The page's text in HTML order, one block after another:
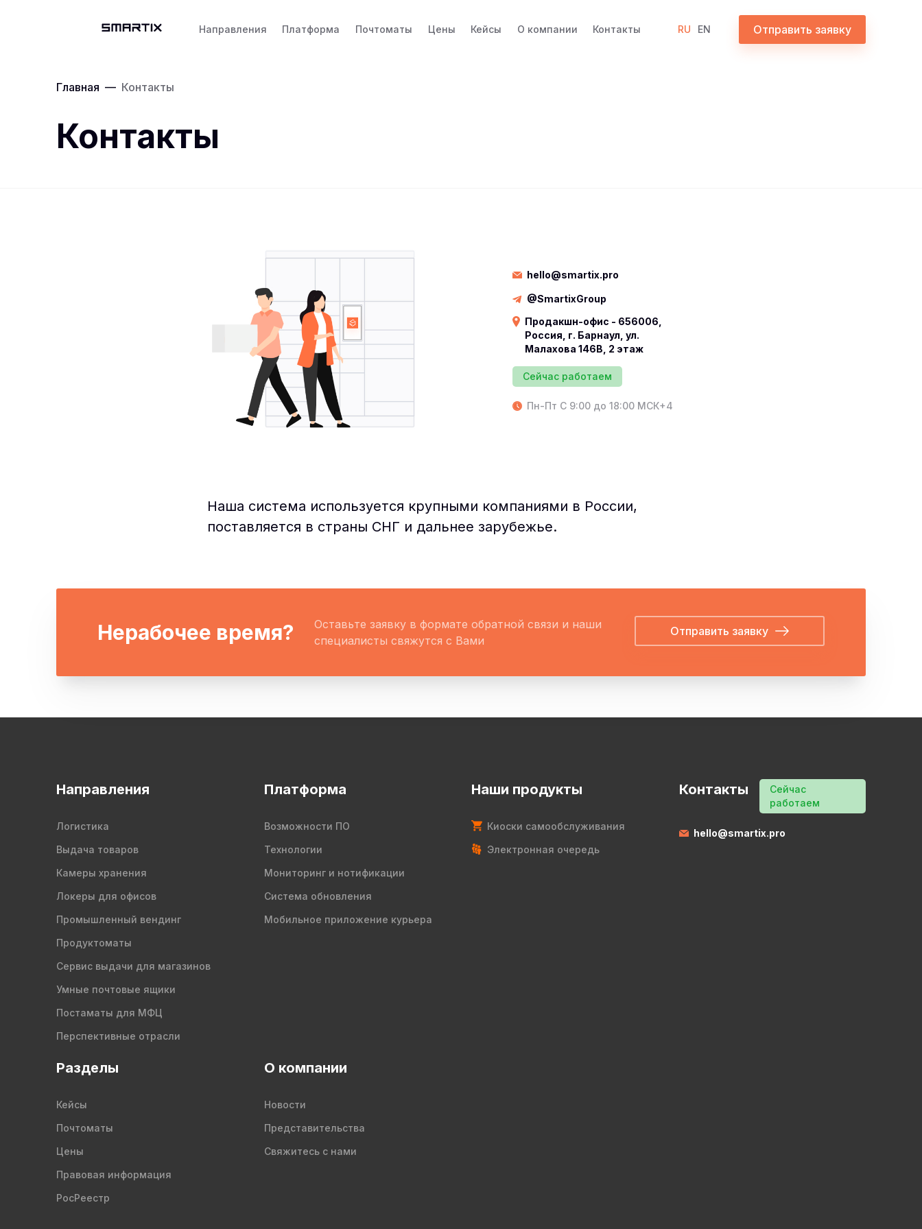
Направления Платформа Почтоматы Цены Кейсы О компании Контакты RU EN Отправить заявку
Главная — Контакты
Контакты
hello@smartix.pro
@SmartixGroup
Продакшн-офис - 656006,
Россия, г. Барнаул, ул.
Малахова 146В, 2 этаж
Сейчас работаем
Пн-Пт C 9:00 до 18:00 МСК+4
Наша система используется крупными компаниями в России,
поставляется в страны СНГ и дальнее зарубежье.
Нерабочее время?
Оставьте заявку в формате обратной связи и наши
специалисты свяжутся с Вами
Отправить заявку
Направления
Логистика
Выдача товаров
Камеры хранения
Локеры для офисов
Промышленный вендинг
Продуктоматы
Сервис выдачи для магазинов
Умные почтовые ящики
Постаматы для МФЦ
Перспективные отрасли
Платформа
Возможности ПО
Технологии
Мониторинг и нотификации
Система обновления
Мобильное приложение курьера
Наши продукты
Киоски самообслуживания
Электронная очередь
Контакты
Сейчас
работаем
hello@smartix.pro
Разделы
Кейсы
Почтоматы
Цены
Правовая информация
РосРеестр
О компании
Новости
Представительства
Свяжитесь с нами